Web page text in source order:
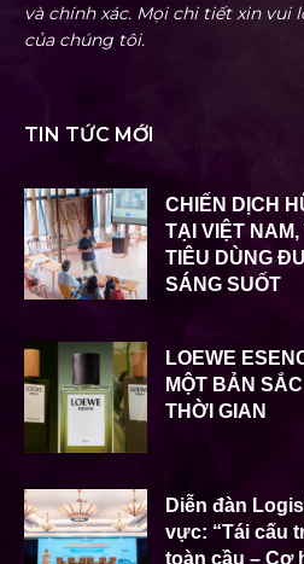
và chính xác. Mọi chi tiết xin vui
của chúng tôi.
TIN TỨC MỚI
CHIẾN DỊCH
TẠI VIỆT
TIÊU DÙNG
SÁNG SUỐT
LOEWE
MỘT BẢN
THỜI GIAN
Diễn đàn
vực: “Tái cấu
toàn cầu – Cơ